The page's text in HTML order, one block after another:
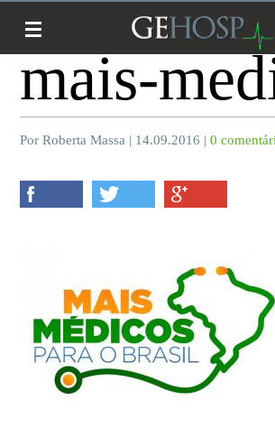
mais-
Por Roberta Massa | 14.09.2016 |0